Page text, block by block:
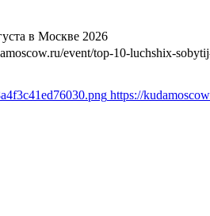
в Москве 2026
event/top-10-luchshix-
https://